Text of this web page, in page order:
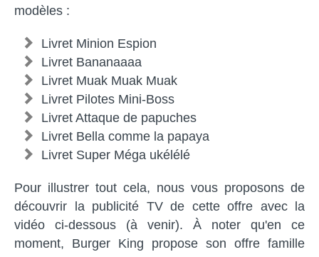
modèles :
Livret Minion Espion
Livret Bananaaaa
Livret Muak Muak Muak
Livret Pilotes Mini-Boss
Livret Attaque de papuches
Livret Bella comme la papaya
Livret Super Méga ukélélé
Pour illustrer tout cela, nous vous proposons de
découvrir la publicité TV de cette offre avec la
vidéo ci-dessous (à venir). À noter qu'en ce
moment, Burger King propose son offre famille